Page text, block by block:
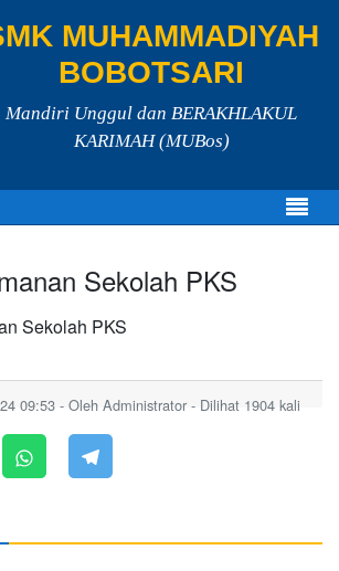
MUHAMMADIYAH
BOBOTSARI
Mandiri Unggul dan BERAKHLAKUL
KARIMAH (MUBos)
Sekolah PKS
Sekolah PKS
09:53 - Oleh Administrator - Dilihat 1904 kali